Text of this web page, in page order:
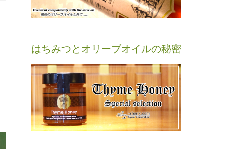
はちみつとオリーブオイルの秘密